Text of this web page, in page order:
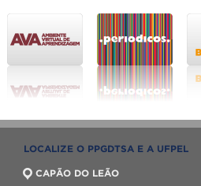
LOCALIZE O PPGDTSA E A UFPEL
CAPÃO DO LEÃO